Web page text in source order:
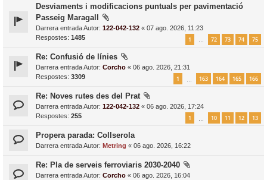
Desviaments i modificacions puntuals per pavimentació
Passeig Maragall
Darrera entrada Autor: 122-042-132 « 07 ago. 2026, 11:23
Respostes: 1485 1 72 73 74 75
Re: Confusió de línies
Darrera entrada Autor: Corcho « 06 ago. 2026, 21:31
Respostes: 3309 1 163 164 165 166
Re: Noves rutes des del Prat
Darrera entrada Autor: 122-042-132 « 06 ago. 2026, 17:24
Respostes: 255 1 10 11 12 13
Propera parada: Collserola
Darrera entrada Autor: Metring « 06 ago. 2026, 16:22
Re: Pla de serveis ferroviaris 2030-2040
Darrera entrada Autor: Corcho « 06 ago. 2026, 16:04